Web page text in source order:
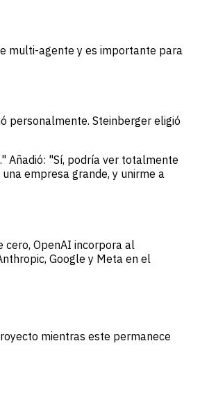
multi-agente y es importante para
personalmente. Steinberger eligió
Añadió: "Sí, podría ver totalmente
empresa grande, y unirme a
cero, OpenAI incorpora al
Google y Meta en el
mientras este permanece